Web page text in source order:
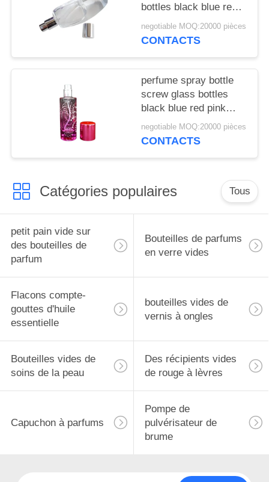
DEMANDEZ
DEVIS
PRIVACY
POLICY
bottles black blue red
pink green cap plastic
and metal
negotiable MOQ:20000 pièces
CONTACTS
perfume spray bottle
screw glass bottles
black blue red pink
green cap plastic and
metal
negotiable MOQ:20000 pièces
CONTACTS
Catégories populaires Tous
petit pain vide sur
des bouteilles de
parfum
Bouteilles de parfums
en verre vides
Flacons compte-
gouttes d'huile
essentielle
bouteilles vides de
vernis à ongles
Bouteilles vides de
soins de la peau
Des récipients vides
de rouge à lèvres
Capuchon à parfums
Pompe de
pulvérisateur de
brume